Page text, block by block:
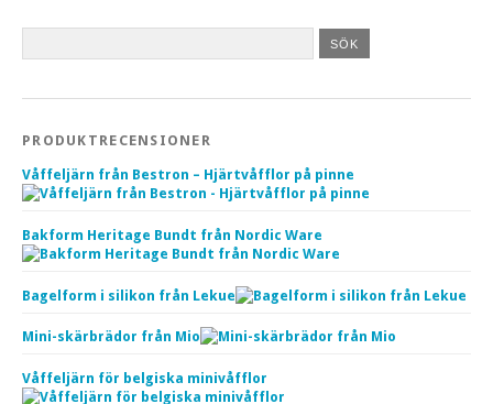
PRODUKTRECENSIONER
Våffeljärn från Bestron – Hjärtvåfflor på pinne
Bakform Heritage Bundt från Nordic Ware
Bagelform i silikon från Lekue
Mini-skärbrädor från Mio
Våffeljärn för belgiska minivåfflor